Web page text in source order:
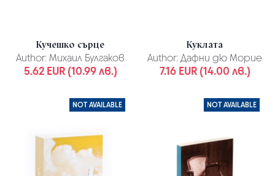
Кучешко сърце
Author: Михаил Булгаков
5.62 EUR (10.99 лв.)
Куклата
Author: Дафни дю Морие
7.16 EUR (14.00 лв.)
NOT AVAILABLE NOT AVAILABLE